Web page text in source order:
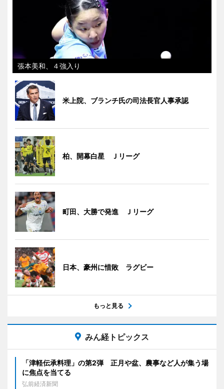
張本美和、４強入り
米上院、ブランチ氏の司法長官人事承認
柏、開幕白星 Ｊリーグ
町田、大勝で発進 Ｊリーグ
日本、豪州に惜敗 ラグビー
もっと見る
みん経トピックス
「津軽伝承料理」の第2弾 正月や盆、農事など人が集う場
に焦点を当てる
弘前経済新聞